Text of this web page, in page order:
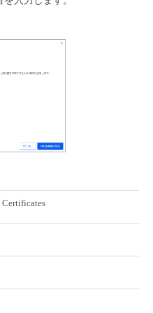
Certificates